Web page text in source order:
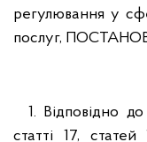
регулювання у
послуг,
1. Відповідно
статті 17,